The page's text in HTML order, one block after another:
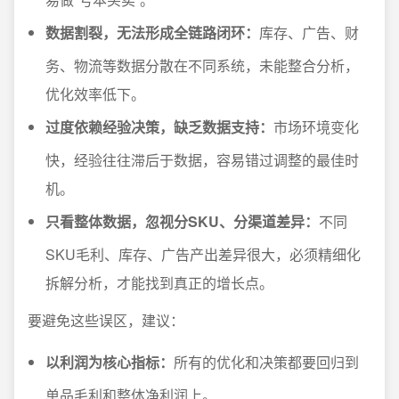
数据割裂，无法形成全链路闭环： 库存、广告、财
务、物流等数据分散在不同系统，未能整合分析，
优化效率低下。
过度依赖经验决策，缺乏数据支持： 市场环境变化
快，经验往往滞后于数据，容易错过调整的最佳时
机。
只看整体数据，忽视分SKU、分渠道差异： 不同
SKU毛利、库存、广告产出差异很大，必须精细化
拆解分析，才能找到真正的增长点。
要避免这些误区，建议：
以利润为核心指标： 所有的优化和决策都要回归到